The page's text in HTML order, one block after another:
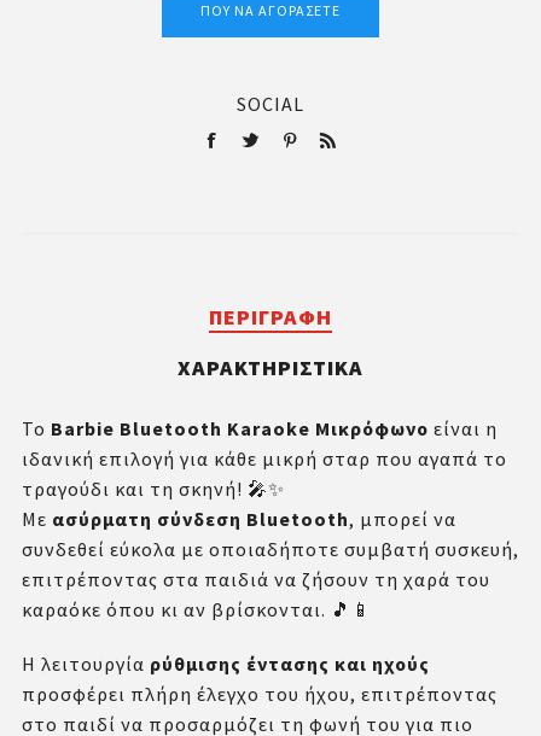
ΠΟΎ ΝΑ ΑΓΟΡΆΣΕΤΕ
SOCIAL
ΠΕΡΙΓΡΑΦΉ
ΧΑΡΑΚΤΗΡΙΣΤΙΚΆ
Το Barbie Bluetooth Karaoke Μικρόφωνο είναι η
ιδανική επιλογή για κάθε μικρή σταρ που αγαπά το
τραγούδι και τη σκηνή! 🎤✨
Με ασύρματη σύνδεση Bluetooth, μπορεί να
συνδεθεί εύκολα με οποιαδήποτε συμβατή συσκευή,
επιτρέποντας στα παιδιά να ζήσουν τη χαρά του
καραόκε όπου κι αν βρίσκονται. 🎵📱
Η λειτουργία ρύθμισης έντασης και ηχούς
προσφέρει πλήρη έλεγχο του ήχου, επιτρέποντας
στο παιδί να προσαρμόζει τη φωνή του για πιο